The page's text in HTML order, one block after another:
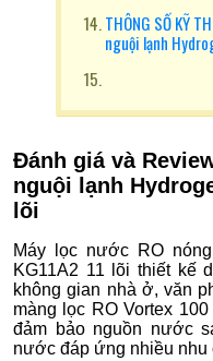
THÔNG SỐ KỸ
nguội lạnh
Đánh giá và
nguội lạnh
lõi
Máy lọc nước RO
KG11A2 11 lõi thiết kế
không gian nhà ở, văn
màng lọc RO Vortex
đảm bảo nguồn nước
nước đáp ứng nhiều nhu